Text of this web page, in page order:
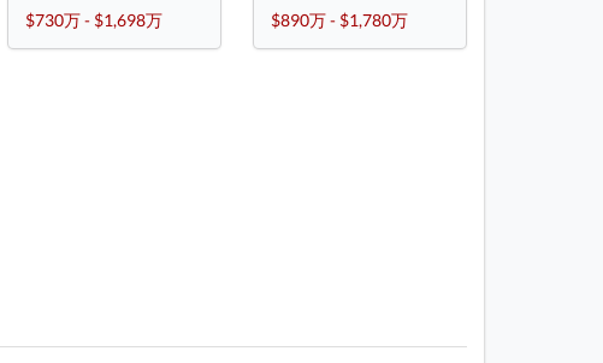
$730万 - $1,698万 $890万 - $1,780万